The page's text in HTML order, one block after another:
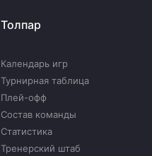
Толпар
Календарь игр
Турнирная таблица
Плей-офф
Состав команды
Статистика
Тренерский штаб